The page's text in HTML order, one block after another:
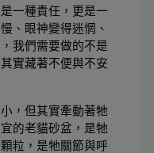
一種責任，更是一
、眼神變得迷惘、
我們需要做的不是
實藏著不便與不安
，但其實牽動著牠
的老貓砂盆，是牠
粒，是牠關節與呼